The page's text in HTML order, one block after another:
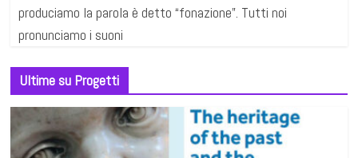
produciamo la parola è detto “fonazione”. Tutti noi
pronunciamo i suoni
Ultime su Progetti